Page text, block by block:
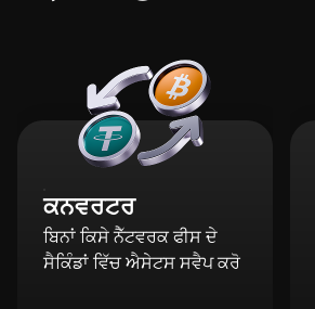
ਕਨਵਰਟਰ
ਬਿਨਾਂ ਕਿਸੇ ਨੈੱਟਵਰਕ ਫੀਸ ਦੇ
ਸੈਕਿੰਡਾਂ ਵਿੱਚ ਐਸੇਟਸ ਸਵੈਪ ਕਰੋ